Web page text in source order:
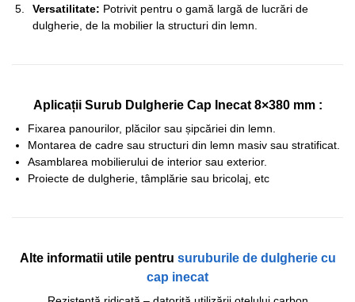
Versatilitate: Potrivit pentru o gamă largă de lucrări de
dulgherie, de la mobilier la structuri din lemn.
Aplicații Surub Dulgherie Cap Inecat 8×380 mm :
Fixarea panourilor, plăcilor sau șipcăriei din lemn.
Montarea de cadre sau structuri din lemn masiv sau stratificat.
Asamblarea mobilierului de interior sau exterior.
Proiecte de dulgherie, tâmplărie sau bricolaj, etc
Alte informatii utile pentru suruburile de dulgherie cu
cap inecat